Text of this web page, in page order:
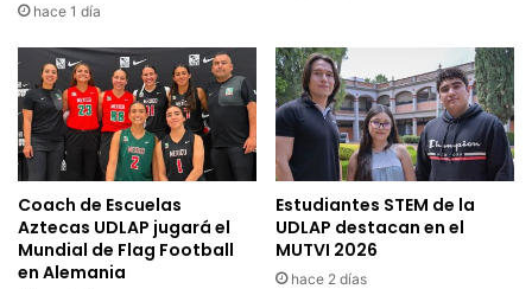
hace 1 día
Coach de Escuelas
Aztecas UDLAP jugará el
Mundial de Flag Football
en Alemania
Estudiantes STEM de la
UDLAP destacan en el
MUTVI 2026
hace 2 días